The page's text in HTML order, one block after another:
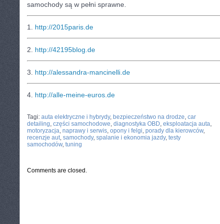
samochody są w pełni sprawne.
1. http://2015paris.de
2. http://42195blog.de
3. http://alessandra-mancinelli.de
4. http://alle-meine-euros.de
Tagi: auta elektryczne i hybrydy, bezpieczeństwo na drodze, car
detailing, części samochodowe, diagnostyka OBD, eksploatacja auta,
motoryzacja, naprawy i serwis, opony i felgi, porady dla kierowców,
recenzje aut, samochody, spalanie i ekonomia jazdy, testy
samochodów, tuning
Comments are closed.